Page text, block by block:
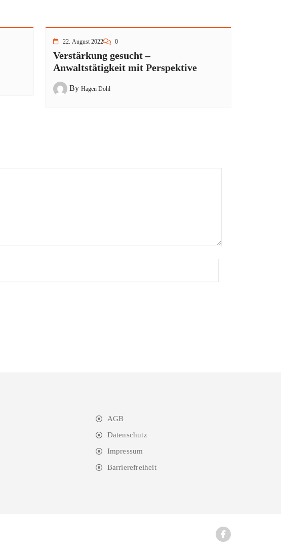
22. August 2022 0
Verstärkung gesucht –
Anwaltstätigkeit mit Perspektive
By Hagen Döhl
AGB
Datenschutz
Impressum
Barrierefreiheit